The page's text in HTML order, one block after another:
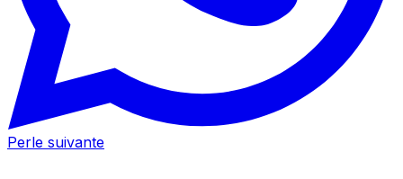
Perle suivante